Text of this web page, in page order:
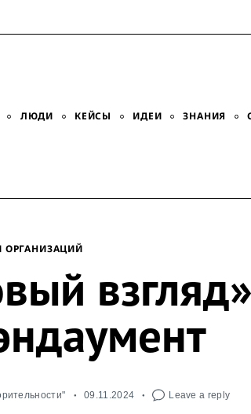
ЛЮДИ КЕЙСЫ ИДЕИ ЗНАНИЯ
ОРГАНИЗАЦИЙ
взгляд»
09.11.2024 Leave a reply